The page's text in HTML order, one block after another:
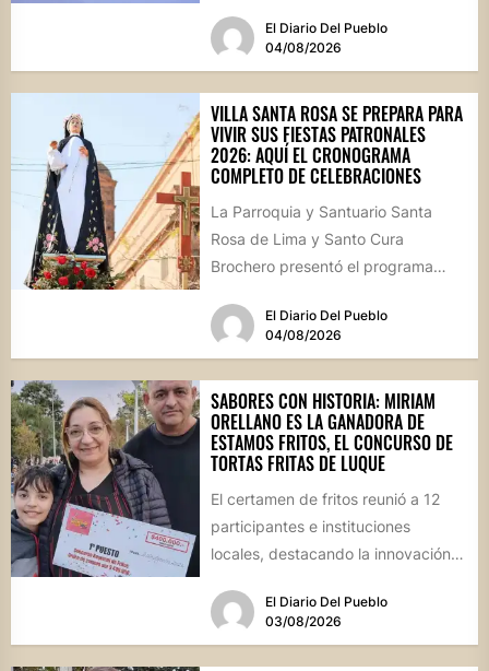
calle...
El Diario Del Pueblo
04/08/2026
VILLA SANTA ROSA SE PREPARA PARA
VIVIR SUS FIESTAS PATRONALES
2026: AQUÍ EL CRONOGRAMA
COMPLETO DE CELEBRACIONES
La Parroquia y Santuario Santa
Rosa de Lima y Santo Cura
Brochero presentó el programa
El Diario Del Pueblo
04/08/2026
SABORES CON HISTORIA: MIRIAM
ORELLANO ES LA GANADORA DE
ESTAMOS FRITOS, EL CONCURSO DE
TORTAS FRITAS DE LUQUE
El certamen de fritos reunió a 12
participantes e instituciones
locales, destacando la innovación
El Diario Del Pueblo
03/08/2026